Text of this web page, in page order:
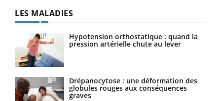
LES MALADIES
Hypotension orthostatique : quand la
pression artérielle chute au lever
Drépanocytose : une déformation des
globules rouges aux conséquences
graves